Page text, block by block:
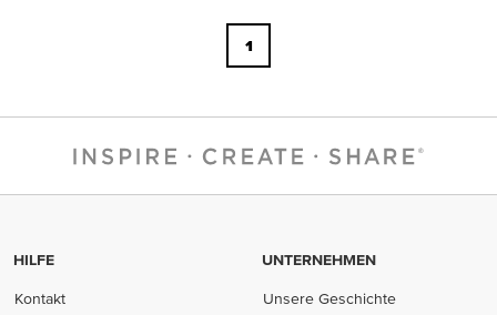
1
HILFE
Kontakt
UNTERNEHMEN
Unsere Geschichte